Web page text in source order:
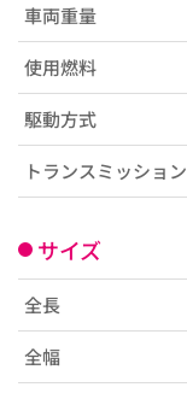
車両重量
使用燃料
駆動方式
トランスミッション
サイズ
全長
全幅